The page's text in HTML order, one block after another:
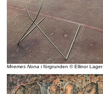
Mnemes Nona i förgrunden © Ellinor Lager